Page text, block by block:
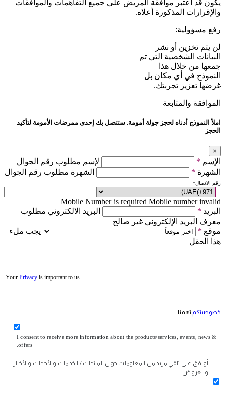
يكون قد اُعتبر موافقة المريض على جميع التفاهمات والموافقات
والإقرارات المذكورة أعلاه.
رفع مسؤولية:
لن يتم تخزين أو نشر
البيانات الشخصية التي تم
جمعها من خلال هذا
النموذج في أي مكان بل
غرضها تعزيز تجربتك.
الموافقة والمتابعة
املأ النموذج أدناه لحجز جولة أمومة. ستتصل بك إحدى ممرضات الأمومة لتأكيد
الحجز
×
الإسم *
لإسم مطلوب رقم الجوال
الشهرة * الشهرة مطلوب رقم الجوال
رقم الاتصال*
Mobile Number is required Mobile number invalid
البريد *
البريد الالكتروني مطلوب
معرف البريد الإلكتروني غير صالح
موقع *
يجب ملء
هذا الحقل
Your Privacy is important to us.
خصوصيتكم تهمنا
I consent to receive more information about the products/services, events, news &
offers.
أوافق على تلقي مزيد من المعلومات حول المنتجات / الخدمات والأحداث والأخبار
والعروض.